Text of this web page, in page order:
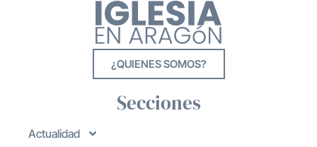
¿QUIENES SOMOS?
Secciones
Actualidad